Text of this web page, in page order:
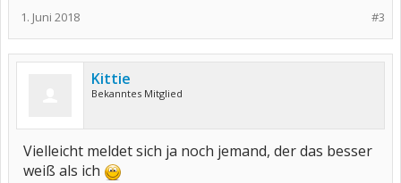
#3
1. Juni 2018
Kittie
Bekanntes Mitglied
Vielleicht meldet sich ja noch jemand, der das besser
weiß als ich